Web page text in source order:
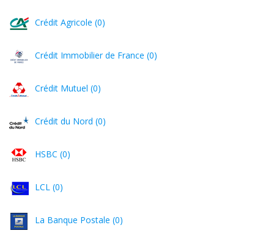
Crédit Agricole (0)
Crédit Immobilier de France (0)
Crédit Mutuel (0)
Crédit du Nord (0)
HSBC (0)
LCL (0)
La Banque Postale (0)